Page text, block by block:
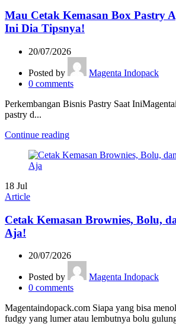
Mau Cetak Kemasan Box Pastry
Ini Dia Tipsnya!
20/07/2026
Posted by
Magenta Indopack
0 comments
Perkembangan Bisnis Pastry Saat
pastry d...
Continue reading
18 Jul
Article
Cetak Kemasan Brownies, Bolu,
Aja!
20/07/2026
Posted by
Magenta Indopack
0 comments
Magentaindopack.com Siapa yang bisa
fudgy yang lumer atau lembutnya bolu